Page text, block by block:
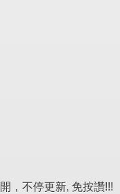
，不停更新, 免按讚!!!